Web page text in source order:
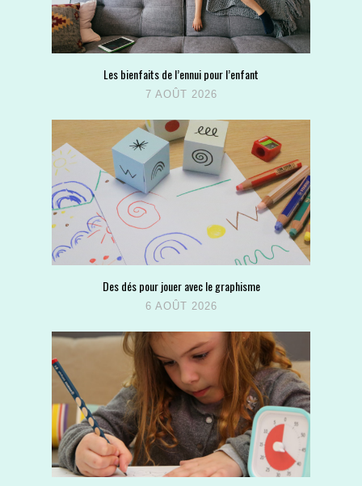
Les bienfaits de l’ennui pour l’enfant
7 AOÛT 2026
Des dés pour jouer avec le graphisme
6 AOÛT 2026